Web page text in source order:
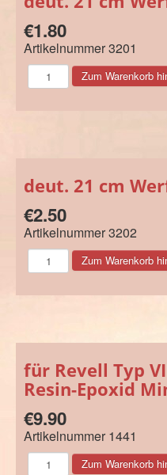
€1.80
Artikelnummer3201
deut. 21 cm
€2.50
Artikelnummer3202
für Revell Typ
Resin-Epoxid
€9.90
Artikelnummer 1441